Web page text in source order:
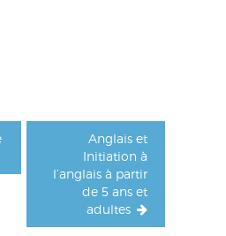
Anglais et
Initiation à
l’anglais à partir
de 5 ans et
adultes